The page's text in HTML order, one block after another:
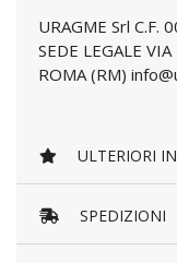
URAGME Srl
SEDE LEGALE
ROMA (RM)
ULTERIORI
SPEDIZIONI